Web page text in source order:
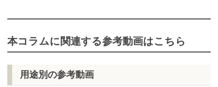
本コラムに関連する参考動画はこちら
用途別の参考動画